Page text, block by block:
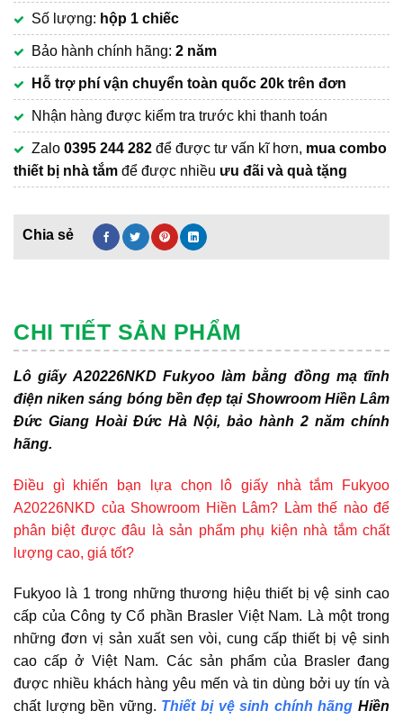
610,000₫.
tại
là:
480,000₫.
Số lượng: hộp 1 chiếc
Bảo hành chính hãng: 2 năm
Hỗ trợ phí vận chuyển toàn quốc 20k trên đơn
Nhận hàng được kiểm tra trước khi thanh toán
Zalo 0395 244 282 để được tư vấn kĩ hơn, mua combo
thiết bị nhà tắm để được nhiều ưu đãi và quà tặng
CHI TIẾT SẢN PHẨM
Lô giấy A20226NKD Fukyoo làm bằng đồng mạ tĩnh
điện niken sáng bóng bền đẹp tại Showroom Hiền Lâm
Đức Giang Hoài Đức Hà Nội, bảo hành 2 năm chính
hãng.
Điều gì khiến bạn lựa chọn lô giấy nhà tắm Fukyoo
A20226NKD của Showroom Hiền Lâm? Làm thế nào để
phân biệt được đâu là sản phẩm phụ kiện nhà tắm chất
lượng cao, giá tốt?
Fukyoo là 1 trong những thương hiệu thiết bị vệ sinh cao
cấp của Công ty Cổ phần Brasler Việt Nam. Là một trong
những đơn vị sản xuất sen vòi, cung cấp thiết bị vệ sinh
cao cấp ở Việt Nam. Các sản phẩm của Brasler đang
được nhiều khách hàng yêu mến và tin dùng bởi uy tín và
chất lượng bền vững. Thiết bị vệ sinh chính hãng Hiền